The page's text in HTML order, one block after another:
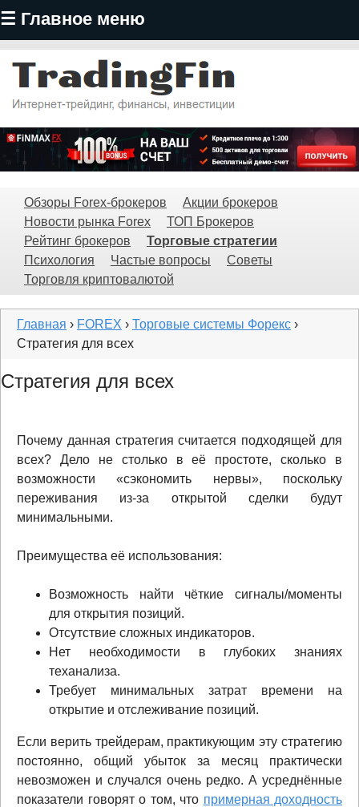
☰ Главное меню
Перейти
основному
содержанию
TradingFin
Обзоры Forex-брокеров
Акции брокеров
Новости рынка Forex
ТОП Брокеров
Рейтинг брокеров
Торговые стратегии
Психология
Частые вопросы
Советы
Торговля криптовалютой
Главная › FOREX › Торговые системы Форекс ›
Стратегия для всех
Стратегия для всех
Почему данная стратегия считается подходящей для
всех? Дело не столько в её простоте, сколько в
возможности «сэкономить нервы», поскольку
переживания из-за открытой сделки будут
минимальными.
Преимущества её использования:
Возможность найти чёткие сигналы/моменты
для открытия позиций.
Отсутствие сложных индикаторов.
Нет необходимости в глубоких знаниях
теханализа.
Требует минимальных затрат времени на
открытие и отслеживание позиций.
Если верить трейдерам, практикующим эту стратегию
постоянно, общий убыток за месяц практически
невозможен и случался очень редко. А усреднённые
показатели говорят о том, что примерная доходность